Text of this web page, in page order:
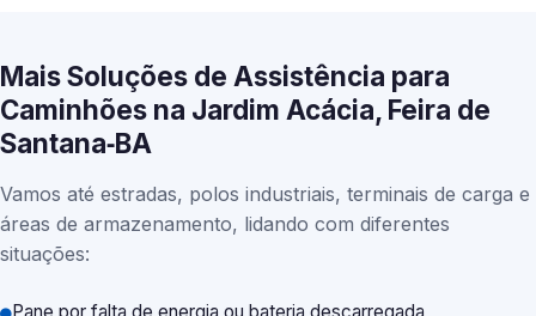
Mais Soluções de Assistência para
Caminhões na Jardim Acácia, Feira de
Santana‑BA
Vamos até estradas, polos industriais, terminais de carga e
áreas de armazenamento, lidando com diferentes
situações: